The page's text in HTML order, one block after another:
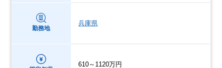
勤務地
兵庫県
610～1120万円